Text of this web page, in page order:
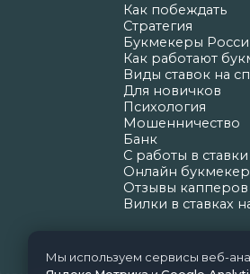
Как побеждать
Стратегия
Букмекеры
Как работают
Виды ставок на
Для новичков
Психология
Мошенничество
Банк
С работы в ставки
Онлайн
Отзывы
Вилки в ставках
Мы используем сервисы веб-